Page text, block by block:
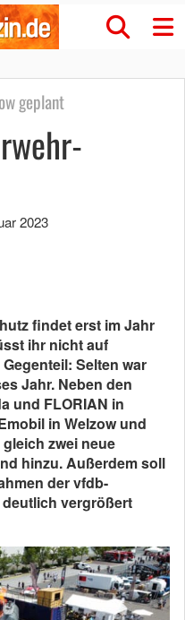
geplant
2023
findet erst im Jahr
ihr nicht auf
Selten war
Jahr. Neben den
und FLORIAN in
in Welzow und
zwei neue
hinzu. Außerdem soll
der vfdb-
vergrößert